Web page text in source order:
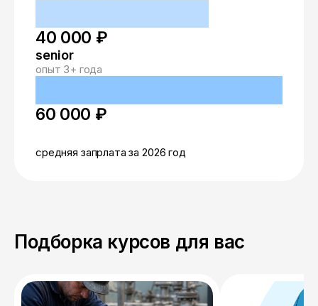
40 000 ₽
senior
опыт 3+ года
60 000 ₽
средняя запрлата за 2026 год
Подборка курсов для вас